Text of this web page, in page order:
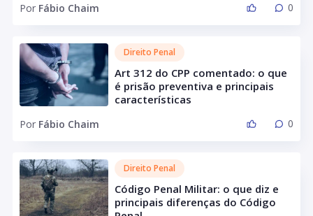
Por Fábio Chaim 0
Direito Penal
Art 312 do CPP comentado: o que
é prisão preventiva e principais
características
Por Fábio Chaim 0
Direito Penal
Código Penal Militar: o que diz e
principais diferenças do Código